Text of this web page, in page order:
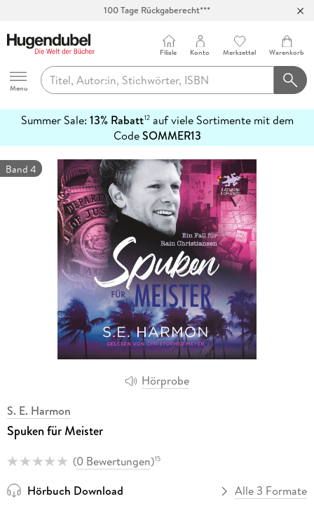
Hugendubel
Menu
Filiale Konto Merkzettel Warenkorb
Summer Sale: 13% Rabatt12auf viele Sortimente mit dem
CodeSOMMER13
erfahren
Hörprobe
Band 4
S. E. Harmon
Spuken für Meister
(0 Bewertungen)15
Hörbuch Download Alle 3 Formate